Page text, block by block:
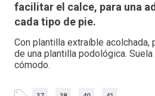
facilitar el calce, para una
cada tipo de pie.
Con plantilla extraíble acolchada,
de una plantilla podológica.
cómodo.